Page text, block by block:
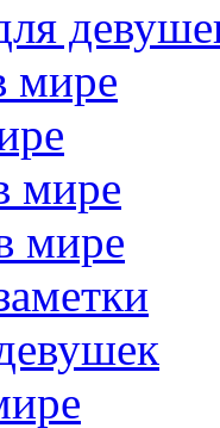
мире
мире
мире